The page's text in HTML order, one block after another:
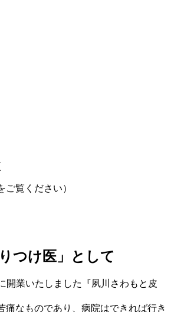
ご覧ください）
つけ医」として
開業いたしました『夙川さわもと皮
痛なものであり、病院はできれば行き